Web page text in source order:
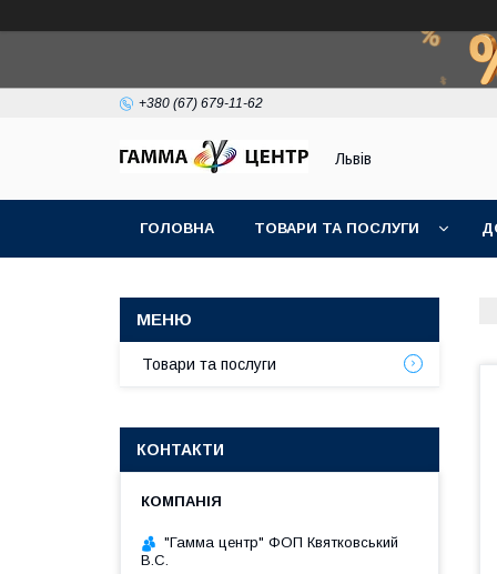
+380 (67) 679-11-62
Львів
ГОЛОВНА ТОВАРИ ТА ПОСЛУГИ
Товари та послуги
КОНТАКТИ
"Гамма центр" ФОП Квятковський
В.С.